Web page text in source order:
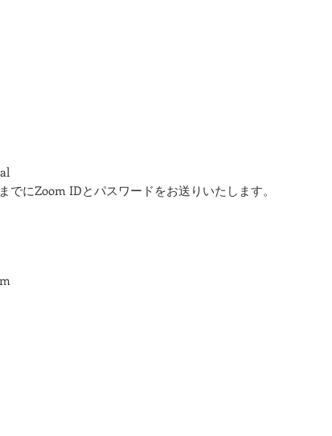
でにZoom IDとパスワードをお送りいたします。